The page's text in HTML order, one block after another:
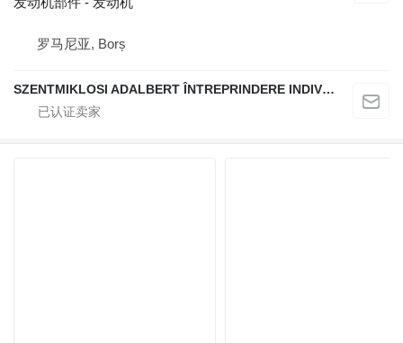
罗马尼亚, Borș
SZENTMIKLOSI ADALBERT ÎNTREPRINDERE INDIVIDUALĂ